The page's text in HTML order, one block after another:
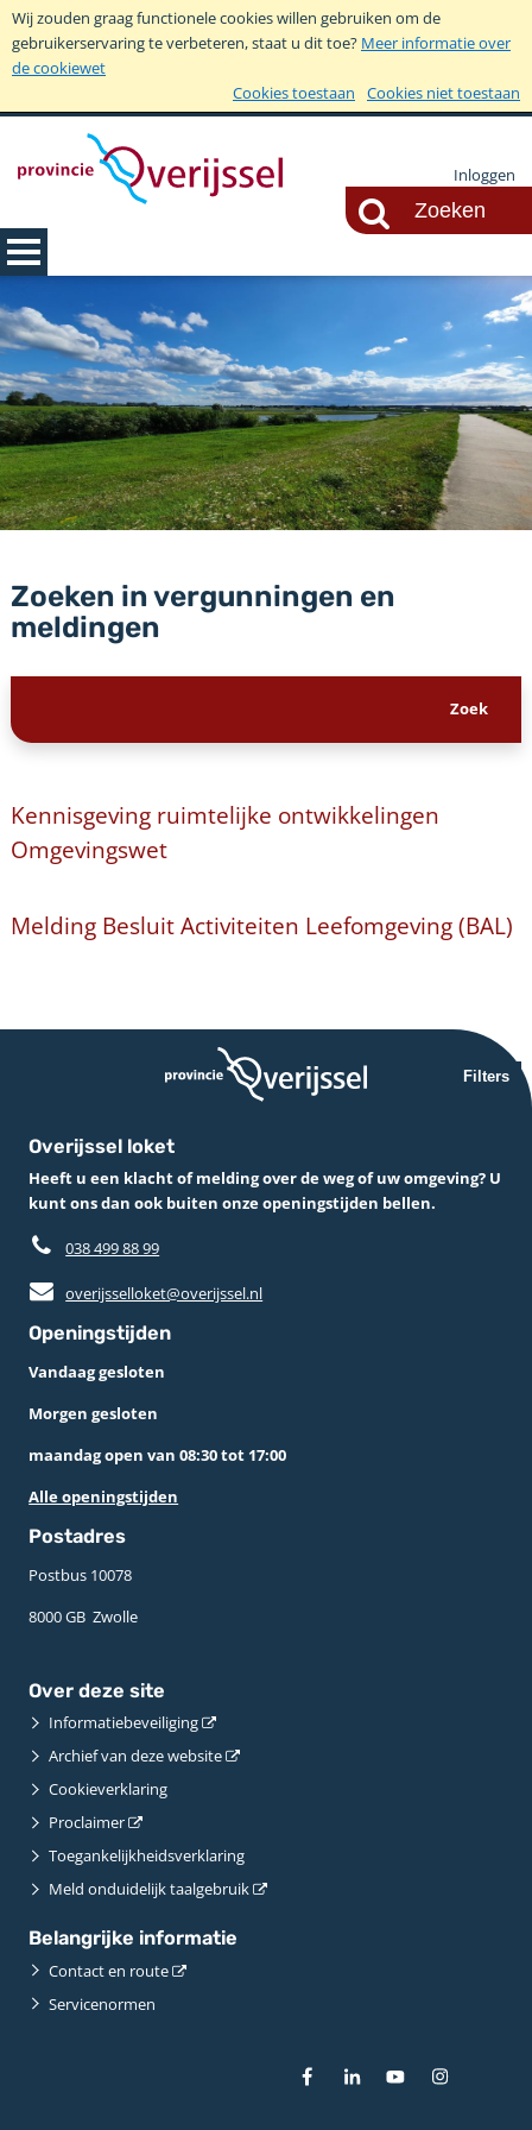
Wij zouden graag functionele cookies willen gebruiken om de
gebruikerservaring te verbeteren, staat u dit toe? Meer informatie over
de cookiewet
Cookies toestaan
Cookies niet toestaan
Inloggen
Zoeken in vergunningen en
meldingen
Kennisgeving ruimtelijke ontwikkelingen
Omgevingswet
Melding Besluit Activiteiten Leefomgeving (BAL)
Filters
Overijssel loket
Heeft u een klacht of melding over de weg of uw omgeving? U
kunt ons dan ook buiten onze openingstijden bellen.
038 499 88 99
overijsselloket@overijssel.nl
Openingstijden
Vandaag gesloten
Morgen gesloten
maandag open van 08:30 tot 17:00
Alle openingstijden
Postadres
Postbus 10078 ­
8000 GB ­ Zwolle
Over deze site
Informatiebeveiliging
Archief van deze website
Cookieverklaring
Proclaimer
Toegankelijkheidsverklaring
Meld onduidelijk taalgebruik
Belangrijke informatie
Contact en route
Servicenormen